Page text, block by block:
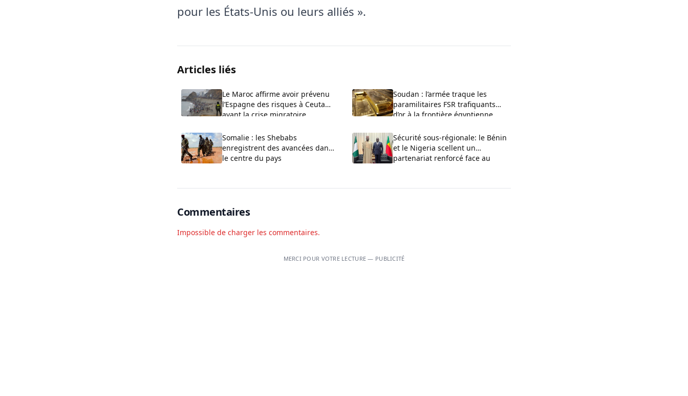
pour les États-Unis ou leurs alliés ».
Articles liés
Le Maroc affirme avoir prévenu
l’Espagne des risques à Ceuta
avant la crise migratoire
Soudan : l’armée traque les
paramilitaires FSR trafiquants
d’or à la frontière égyptienne
Somalie : les Shebabs
enregistrent des avancées dans
le centre du pays
Sécurité sous-régionale: le Bénin
et le Nigeria scellent un
partenariat renforcé face au
Commentaires
Impossible de charger les commentaires.
MERCI POUR VOTRE LECTURE — PUBLICITÉ